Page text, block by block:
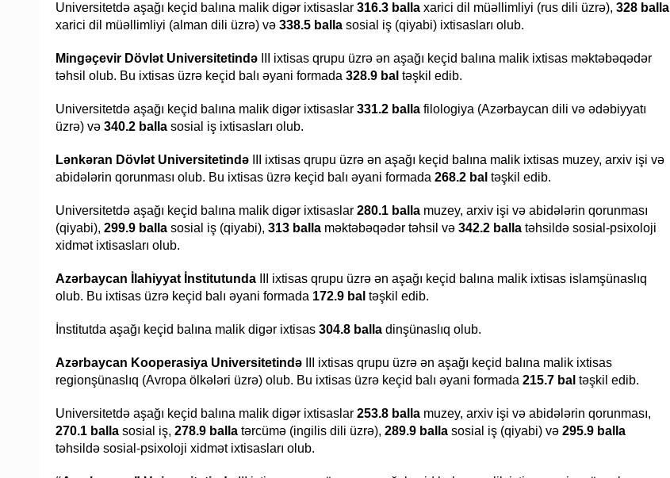
Universitetdə aşağı keçid balına malik digər ixtisaslar 316.3 balla xarici dil müəllimliyi (rus dili üzrə), 328 balla
xarici dil müəllimliyi (alman dili üzrə) və 338.5 balla sosial iş (qiyabi) ixtisasları olub.
Mingəçevir Dövlət Universitetində III ixtisas qrupu üzrə ən aşağı keçid balına malik ixtisas məktəbəqədər
təhsil olub. Bu ixtisas üzrə keçid balı əyani formada 328.9 bal təşkil edib.
Universitetdə aşağı keçid balına malik digər ixtisaslar 331.2 balla filologiya (Azərbaycan dili və ədəbiyyatı
üzrə) və 340.2 balla sosial iş ixtisasları olub.
Lənkəran Dövlət Universitetində
III ixtisas qrupu üzrə ən aşağı keçid balına malik ixtisas muzey, arxiv işi və
abidələrin qorunması olub. Bu ixtisas üzrə keçid balı əyani formada 268.2 bal təşkil edib.
Universitetdə aşağı keçid balına malik digər ixtisaslar 280.1 balla muzey, arxiv işi və abidələrin qorunması
(qiyabi), 299.9 balla sosial iş (qiyabi), 313 balla məktəbəqədər təhsil və 342.2 balla təhsildə sosial-psixoloji
xidmət ixtisasları olub.
Azərbaycan İlahiyyat İnstitutunda III ixtisas qrupu üzrə ən aşağı keçid balına malik ixtisas islamşünaslıq
olub. Bu ixtisas üzrə keçid balı əyani formada 172.9 bal təşkil edib.
İnstitutda aşağı keçid balına malik digər ixtisas 304.8 balla dinşünaslıq olub.
Azərbaycan Kooperasiya Universitetində III ixtisas qrupu üzrə ən aşağı keçid balına malik ixtisas
regionşünaslıq (Avropa ölkələri üzrə) olub. Bu ixtisas üzrə keçid balı əyani formada 215.7 bal təşkil edib.
Universitetdə aşağı keçid balına malik digər ixtisaslar 253.8 balla muzey, arxiv işi və abidələrin qorunması,
270.1 balla sosial iş, 278.9 balla tərcümə (ingilis dili üzrə), 289.9 balla sosial iş (qiyabi) və 295.9 balla
təhsildə sosial-psixoloji xidmət ixtisasları olub.